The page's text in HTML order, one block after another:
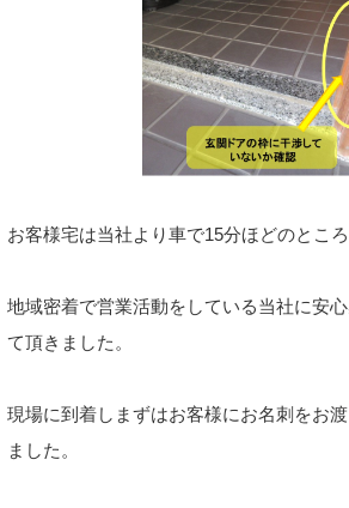
お客様宅は当社より車で15分ほどのところ
地域密着で営業活動をしている当社に安
て頂きました。
現場に到着しまずはお客様にお名刺をお
ました。